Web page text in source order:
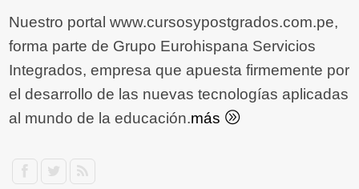
Nuestro portal www.cursosypostgrados.com.pe,
forma parte de Grupo Eurohispana Servicios
Integrados, empresa que apuesta firmemente por
el desarrollo de las nuevas tecnologías aplicadas
al mundo de la educación.más